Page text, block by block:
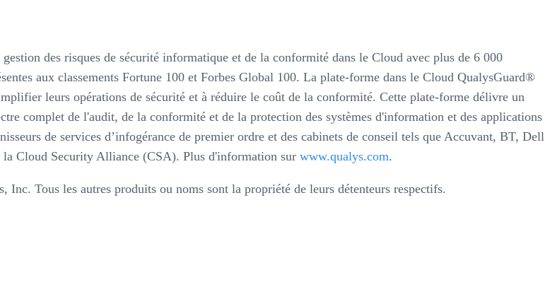
des risques de sécurité informatique et de la conformité dans le Cloud avec plus de 6 000
aux classements Fortune 100 et Forbes Global 100. La plate-forme dans le Cloud QualysGuard®
leurs opérations de sécurité et à réduire le coût de la conformité. Cette plate-forme délivre un
complet de l'audit, de la conformité et de la protection des systèmes d'information et des applications
de services d’infogérance de premier ordre et des cabinets de conseil tels que Accuvant, BT, Dell
Cloud Security Alliance (CSA). Plus d'information sur www.qualys.com.
Tous les autres produits ou noms sont la propriété de leurs détenteurs respectifs.